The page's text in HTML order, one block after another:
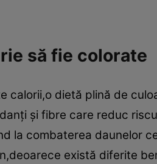
să fie colorate
calorii,o dietă plină de
şi fibre care reduc
la combaterea daunelor
există diferite